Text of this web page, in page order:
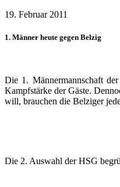
19. Februar 2011
1. Männer heute gegen Belzig
Die 1. Männermannschaft
Kampfstärke der Gäste.
will, brauchen die Belziger
Die 2. Auswahl der HSG